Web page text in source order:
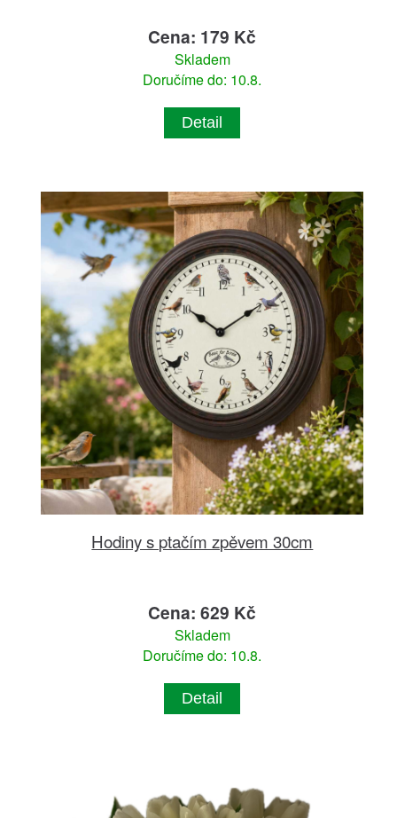
Cena: 179 Kč
Skladem
Doručíme do: 10.8.
Detail
Hodiny s ptačím zpěvem 30cm
Cena: 629 Kč
Skladem
Doručíme do: 10.8.
Detail